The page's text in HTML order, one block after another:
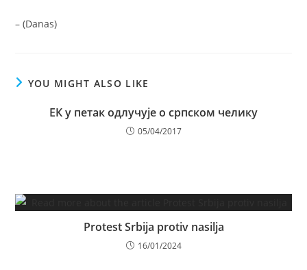
– (Danas)
YOU MIGHT ALSO LIKE
ЕК у петак одлучује о српском челику
05/04/2017
Protest Srbija protiv nasilja
16/01/2024